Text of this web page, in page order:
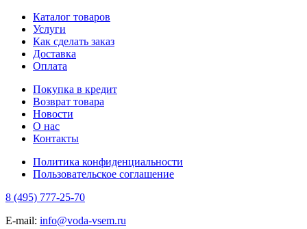
Каталог товаров
Услуги
Как сделать заказ
Доставка
Оплата
Покупка в кредит
Возврат товара
Новости
О нас
Контакты
Политика конфиденциальности
Пользовательское соглашение
8 (495) 777-25-70
E-mail: info@voda-vsem.ru